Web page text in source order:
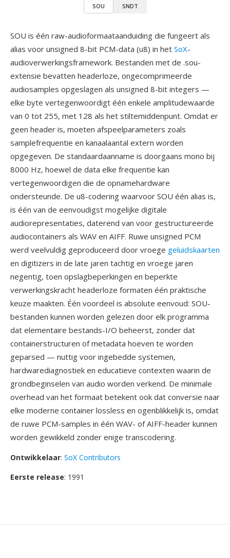
SOU SNDT
SOU is één raw-audioformaataanduiding die fungeert als
alias voor unsigned 8-bit PCM-data (u8) in het SoX-
audioverwerkingsframework. Bestanden met de .sou-
extensie bevatten headerloze, ongecomprimeerde
audiosamples opgeslagen als unsigned 8-bit integers —
elke byte vertegenwoordigt één enkele amplitudewaarde
van 0 tot 255, met 128 als het stiltemiddenpunt. Omdat er
geen header is, moeten afspeelparameters zoals
samplefrequentie en kanaalaantal extern worden
opgegeven. De standaardaanname is doorgaans mono bij
8000 Hz, hoewel de data elke frequentie kan
vertegenwoordigen die de opnamehardware
ondersteunde. De u8-codering waarvoor SOU één alias is,
is één van de eenvoudigst mogelijke digitale
audiorepresentaties, daterend van voor gestructureerde
audiocontainers als WAV en AIFF. Ruwe unsigned PCM
werd veelvuldig geproduceerd door vroege geluidskaarten
en digitizers in de late jaren tachtig en vroege jaren
negentig, toen opslagbeperkingen en beperkte
verwerkingskracht headerloze formaten één praktische
keuze maakten. Één voordeel is absolute eenvoud: SOU-
bestanden kunnen worden gelezen door elk programma
dat elementaire bestands-I/O beheerst, zonder dat
containerstructuren of metadata hoeven te worden
geparsed — nuttig voor ingebedde systemen,
hardwarediagnostiek en educatieve contexten waarin de
grondbeginselen van audio worden verkend. De minimale
overhead van het formaat betekent ook dat conversie naar
elke moderne container lossless en ogenblikkelijk is, omdat
de ruwe PCM-samples in één WAV- of AIFF-header kunnen
worden gewikkeld zonder enige transcodering.
Ontwikkelaar: SoX Contributors
Eerste release: 1991